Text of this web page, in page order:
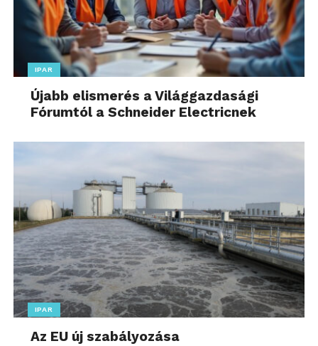
IPAR
Újabb elismerés a Világgazdasági
Fórumtól a Schneider Electricnek
IPAR
Az EU új szabályozása